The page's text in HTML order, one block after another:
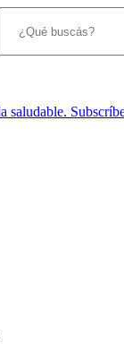
saludable.